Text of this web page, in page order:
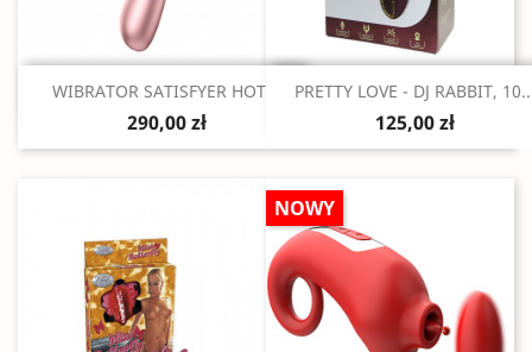
Szybki podgląd
WIBRATOR SATISFYER HOT...
290,00 zł
 Szybki podgląd
PRETTY LOVE - DJ RABBIT,
125,00 zł
NOWY